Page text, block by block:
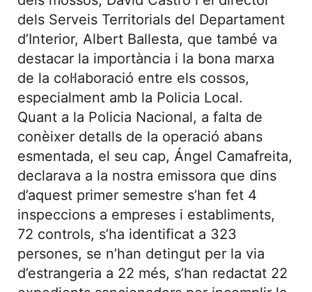
dels Serveis Territorials del Departament
d’Interior, Albert Ballesta, que també va
destacar la importància i la bona marxa
de la col·laboració entre els cossos,
especialment amb la Policia Local.
Quant a la Policia Nacional, a falta de
conèixer detalls de la operació abans
esmentada, el seu cap, Ángel Camafreita,
declarava a la nostra emissora que dins
d’aquest primer semestre s’han fet 4
inspeccions a empreses i establiments,
72 controls, s’ha identificat a 323
persones, se n’han detingut per la via
d’estrangeria a 22 més, s’han redactat 22